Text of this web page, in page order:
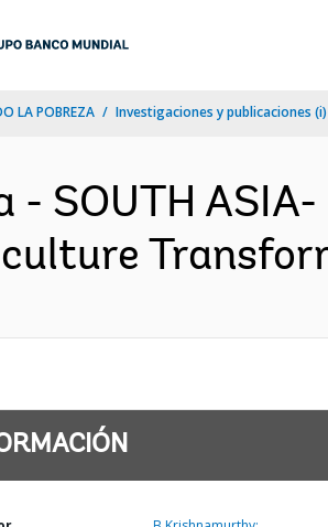
LA POBREZA Investigaciones y publicaciones (i)
- SOUTH